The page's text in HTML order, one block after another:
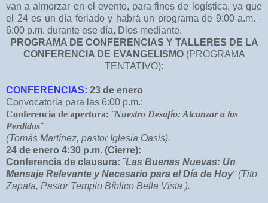
van a almorzar en el evento, para fines de logística, ya que
el 24 es un día feriado y habrá un programa de 9:00 a.m. -
6:00 p.m. durante ese día, Dios mediante.
PROGRAMA DE CONFERENCIAS Y TALLERES DE LA
CONFERENCIA DE EVANGELISMO(PROGRAMA
TENTATIVO):
CONFERENCIAS: 23 de enero
Convocatoria para las 6:00 p.m.:
Conferencia de apertura: ¨Nuestro Desafío: Alcanzar a los
Perdidos¨
(Tomás Martínez, pastor Iglesia Oasis).
24 de enero 4:30 p.m. (Cierre):
Conferencia de clausura: ¨Las Buenas Nuevas: Un
Mensaje Relevante y Necesario para el Día de Hoy¨(Tito
Zapata, Pastor Templo Bíblico Bella Vista ).